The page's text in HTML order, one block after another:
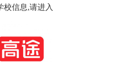
校信息,请进入